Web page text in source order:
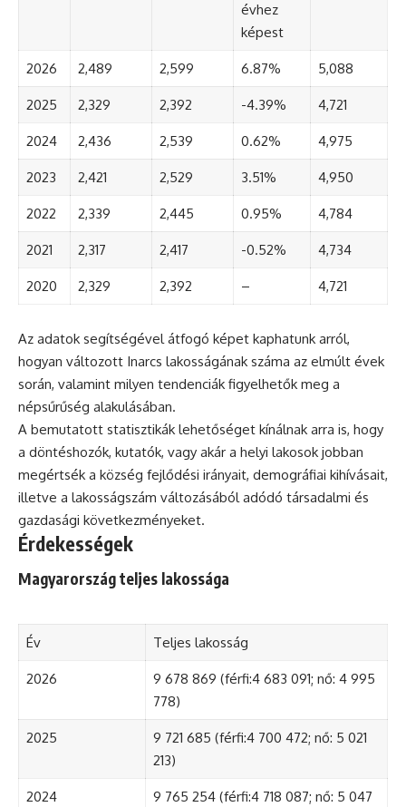
évhez
képest
2026 2,489 2,599 6.87% 5,088
2025 2,329 2,392 -4.39% 4,721
2024 2,436 2,539 0.62% 4,975
2023 2,421 2,529 3.51% 4,950
2022 2,339 2,445 0.95% 4,784
2021 2,317 2,417 -0.52% 4,734
2020 2,329 2,392 – 4,721
Az adatok segítségével átfogó képet kaphatunk arról,
hogyan változott Inarcs lakosságának száma az elmúlt évek
során, valamint milyen tendenciák figyelhetők meg a
népsűrűség alakulásában.
A bemutatott statisztikák lehetőséget kínálnak arra is, hogy
a döntéshozók, kutatók, vagy akár a helyi lakosok jobban
megértsék a község fejlődési irányait, demográfiai kihívásait,
illetve a lakosságszám változásából adódó társadalmi és
gazdasági következményeket.
Érdekességek
Magyarország teljes lakossága
Év Teljes lakosság
2026
9 678 869 (férfi:4 683 091; nő: 4 995
778)
2025
9 721 685 (férfi:4 700 472; nő: 5 021
213)
2024
9 765 254 (férfi:4 718 087; nő: 5 047